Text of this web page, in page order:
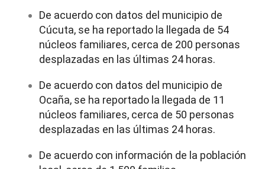
De acuerdo con datos del municipio de
Cúcuta, se ha reportado la llegada de 54
núcleos familiares, cerca de 200 personas
desplazadas en las últimas 24 horas.
De acuerdo con datos del municipio de
Ocaña, se ha reportado la llegada de 11
núcleos familiares, cerca de 50 personas
desplazadas en las últimas 24 horas.
De acuerdo con información de la población